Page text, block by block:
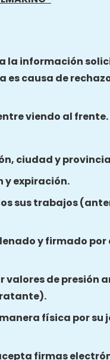
la información
es causa de
viendo al frente.
ciudad y
y expiración.
sus trabajos
y firmado por
valores de presión
física por su
firmas